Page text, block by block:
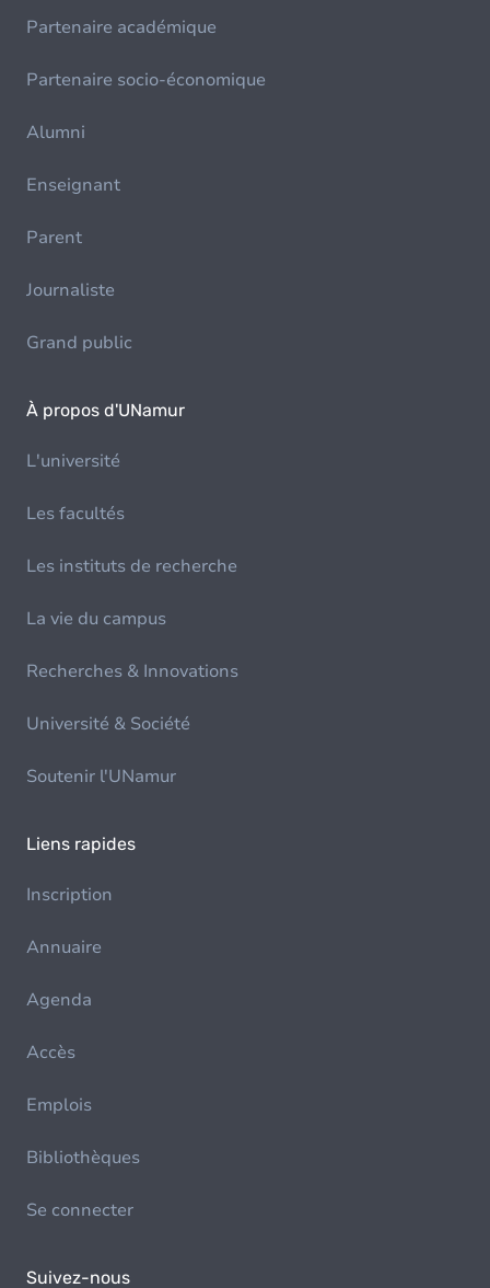
Partenaire académique
Partenaire socio-économique
Alumni
Enseignant
Parent
Journaliste
Grand public
À propos d'UNamur
L'université
Les facultés
Les instituts de recherche
La vie du campus
Recherches & Innovations
Université & Société
Soutenir l'UNamur
Liens rapides
Inscription
Annuaire
Agenda
Accès
Emplois
Bibliothèques
Se connecter
Suivez-nous